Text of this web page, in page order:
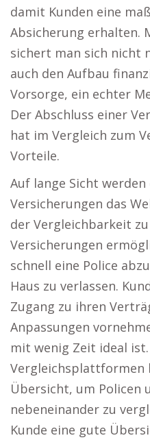
damit Kunden eine
Absicherung erhalten.
sichert man sich nicht
auch den Aufbau
Vorsorge, ein echter
Der Abschluss einer
hat im Vergleich zum
Vorteile.
Auf lange Sicht
Versicherungen das
der Vergleichbarkeit
Versicherungen
schnell eine Police
Haus zu verlassen.
Zugang zu ihren
Anpassungen
mit wenig Zeit ideal
Vergleichsplattformen
Übersicht, um Policen
nebeneinander zu
Kunde eine gute